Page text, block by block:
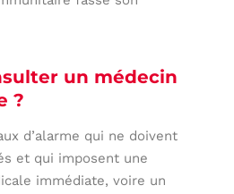
un médecin
?
d’alarme qui ne doivent
et qui imposent une
immédiate, voire un